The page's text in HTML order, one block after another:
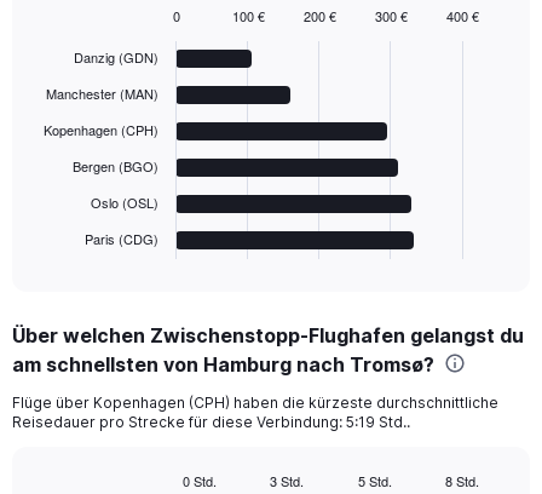
Range:
6
The
chart
graphic.Danzig (GDN)
Manchester (MAN)
Kopenhagen (CPH)
Bergen (BGO)
Oslo (OSL)
Paris (CDG)
0 100 € 200 € 300 € 400 €
Über welchen Zwischenstopp-Flughafen gelangst du
am schnellsten von Hamburg nach Tromsø?
Flüge über Kopenhagen (CPH) haben die kürzeste durchschnittliche
Reisedauer pro Strecke für diese Verbindung: 5:19 Std..
0 Std. 3 Std. 5 Std. 8 Std.